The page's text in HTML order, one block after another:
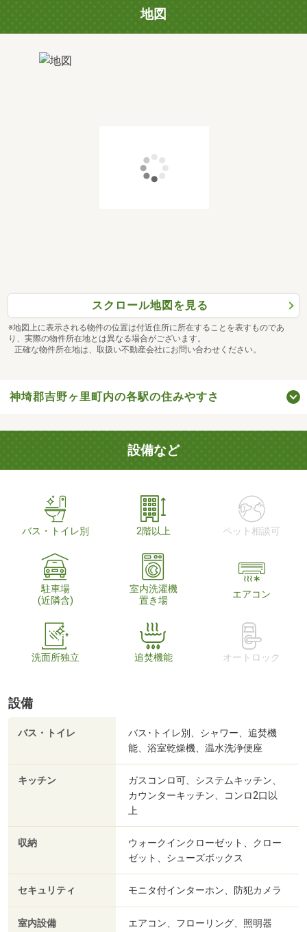
地図
スクロール地図を見る
※地図上に表示される物件の位置は付近住所に所在することを表すものであ
り、実際の物件所在地とは異なる場合がございます。
正確な物件所在地は、取扱い不動産会社にお問い合わせください。
神埼郡吉野ヶ里町内の各駅の住みやすさ
設備など
バス・トイレ別 2階以上 ペット相談可
駐車場
(近隣含)
室内洗濯機
置き場
エアコン
洗面所独立 追焚機能 オートロック
設備
バス・トイレ
バス･トイレ別、シャワー、追焚機
能、浴室乾燥機、温水洗浄便座
キッチン
ガスコンロ可、システムキッチン、
カウンターキッチン、コンロ2口以
上
収納
ウォークインクローゼット、クロー
ゼット、シューズボックス
セキュリティ モニタ付インターホン、防犯カメラ
室内設備
エアコン、フローリング、照明器